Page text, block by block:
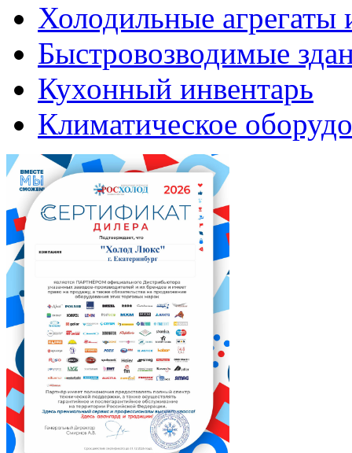
Холодильные агрегаты
Быстровозводимые
Кухонный инвентарь
Климатическое